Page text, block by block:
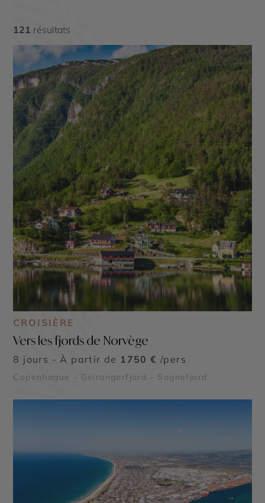
121 résultats
CROISIÈRE
Vers les fjords de Norvège
8 jours - À partir de 1750 € /pers
Copenhague - Geirangerfjord - Sognefjord